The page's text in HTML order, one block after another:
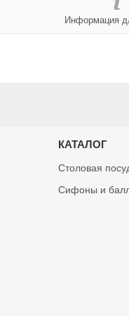
Информация
КАТАЛОГ
Столовая
Сифоны и